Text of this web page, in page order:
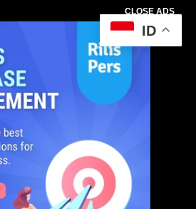
CLOSE ADS
ID